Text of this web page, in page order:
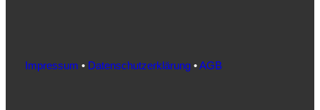
Impressum • Datenschutzerklärung•AGB